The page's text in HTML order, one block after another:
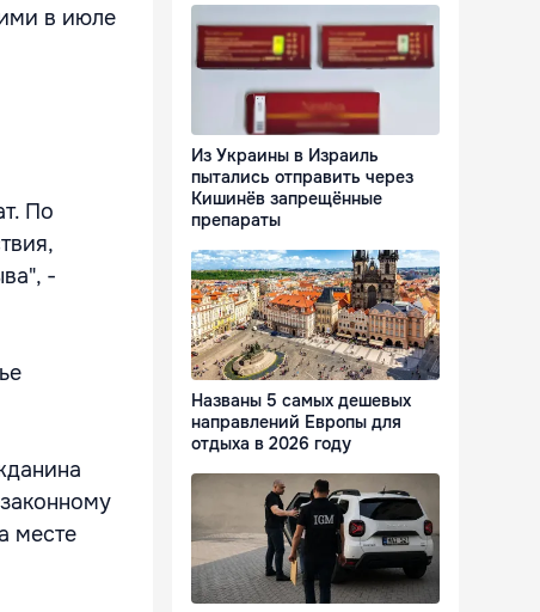
в июле
По
-
месте
Из Украины в Израиль
пытались отправить через
Кишинёв запрещённые
препараты
Названы 5 самых дешевых
направлений Европы для
отдыха в 2026 году